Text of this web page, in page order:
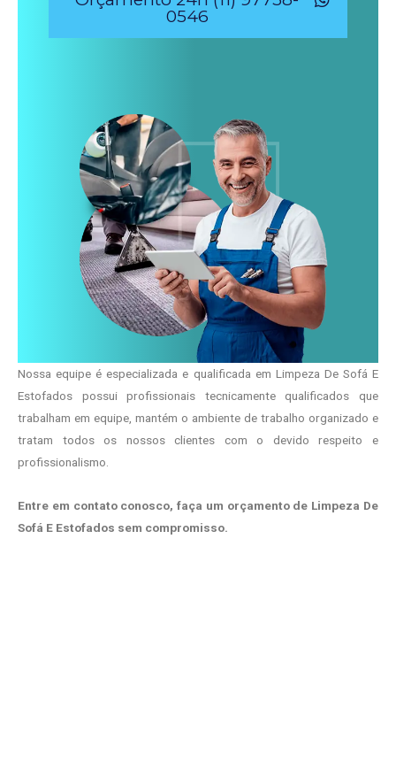
0546
Nossa equipe é especializada e qualificada em Limpeza De Sofá E
Estofados possui profissionais tecnicamente qualificados que
trabalham em equipe, mantém o ambiente de trabalho organizado e
tratam todos os nossos clientes com o devido respeito e
profissionalismo.
Entre em contato conosco, faça um orçamento de Limpeza De
Sofá E Estofados sem compromisso.